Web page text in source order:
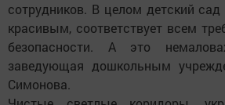
сотрудников. В целом детский
красивым, соответствует всем
безопасности. А это
заведующая дошкольным
Симонова.